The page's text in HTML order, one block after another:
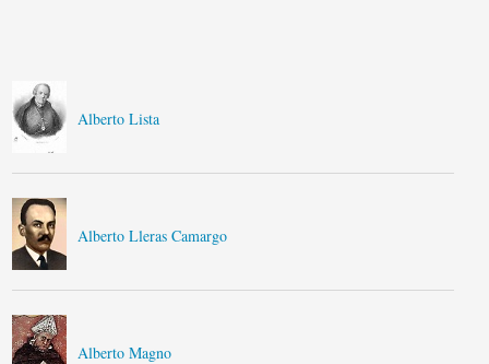
Alberto Lista
Alberto Lleras Camargo
Alberto Magno